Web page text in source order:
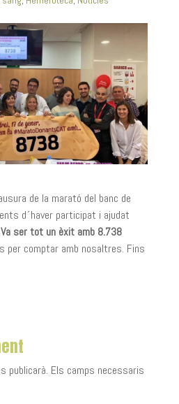
de la marató del banc de
d´haver participat i ajudat
Va ser tot un èxit amb 8.738
per comptar amb nosaltres. Fins
publicarà. Els camps necessaris